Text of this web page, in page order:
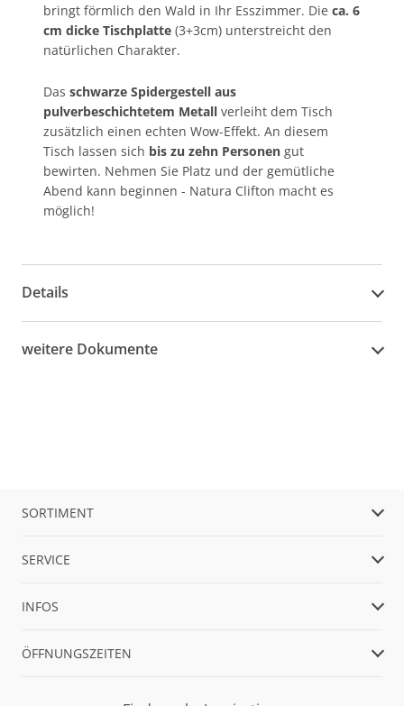
bringt förmlich den Wald in Ihr Esszimmer. Die ca. 6
cm dicke Tischplatte (3+3cm) unterstreicht den
natürlichen Charakter.
Das schwarze Spidergestell aus
pulverbeschichtetem Metall verleiht dem Tisch
zusätzlich einen echten Wow-Effekt. An diesem
Tisch lassen sich bis zu zehn Personen gut
bewirten. Nehmen Sie Platz und der gemütliche
Abend kann beginnen - Natura Clifton macht es
möglich!
Details
weitere Dokumente
SORTIMENT
SERVICE
INFOS
ÖFFNUNGSZEITEN